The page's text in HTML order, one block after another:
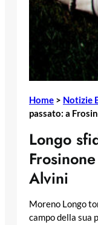
Home > Notizie
passato: a
Longo
Alvini
Moreno Longo
campo della sua